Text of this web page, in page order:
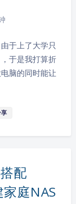
于上了大学只
于是我打算折
脑的同时能让
配
庭NAS